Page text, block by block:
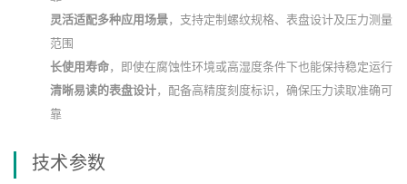
灵活适配多种应用场景，支持定制螺纹规格、表盘设计及压力测量
范围
长使用寿命，即使在腐蚀性环境或高湿度条件下也能保持稳定运行
清晰易读的表盘设计，配备高精度刻度标识，确保压力读取准确可
靠
技术参数